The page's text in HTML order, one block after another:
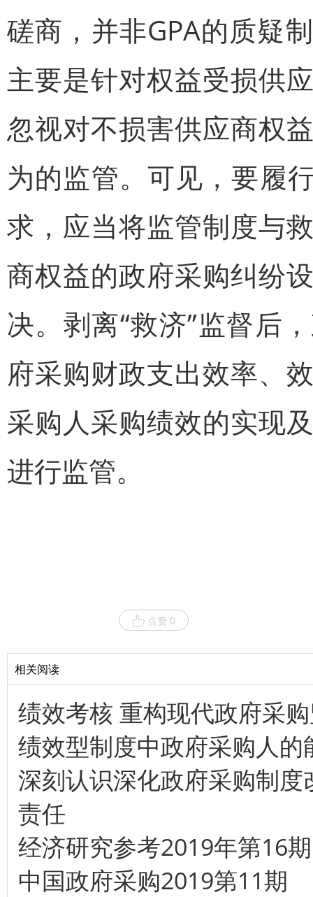
磋商，并非GPA的质疑
主要是针对权益受损供
忽视对不损害供应商权
为的监管。可见，要履
求，应当将监管制度与
商权益的政府采购纠纷
决。剥离“救济”监督后
府采购财政支出效率、
采购人采购绩效的实现
进行监管。
点赞 0
相关阅读
绩效考核 重构现代政府采
绩效型制度中政府采购人的
深刻认识深化政府采购制
责任
经济研究参考2019年第16期
中国政府采购2019第11期